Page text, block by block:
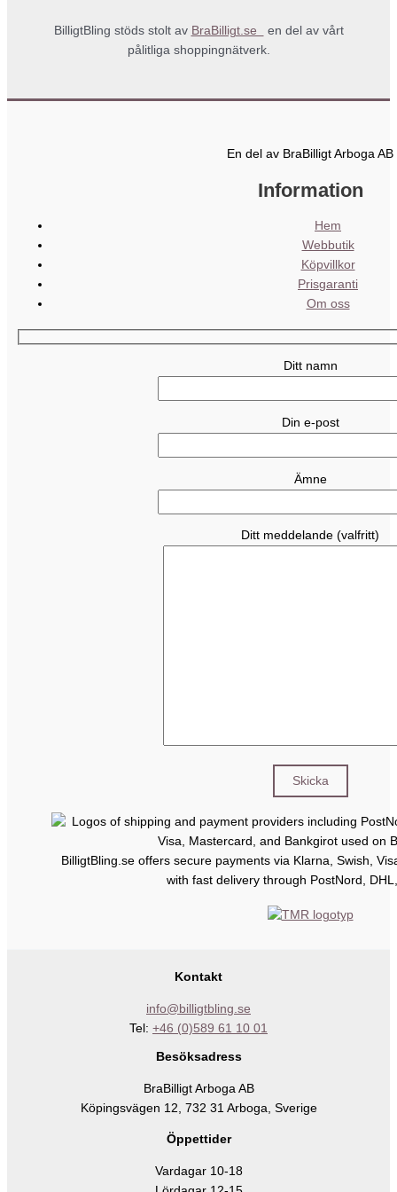
BilligtBling stöds stolt av BraBilligt.se
en del av vårt
pålitliga shoppingnätverk.
En del av BraBilligt Arboga AB
Information
Hem
Webbutik
Köpvillkor
Prisgaranti
Om oss
Ditt namn
Din e-post
Ämne
Ditt meddelande (valfritt)
BilligtBling.se offers secure payments via Klarna, Swish,
with fast delivery through PostNord,
Kontakt
info@billigtbling.se
Tel: +46 (0)589 61 10 01
Besöksadress
BraBilligt Arboga AB
Köpingsvägen 12, 732 31 Arboga, Sverige
Öppettider
Vardagar 10-18